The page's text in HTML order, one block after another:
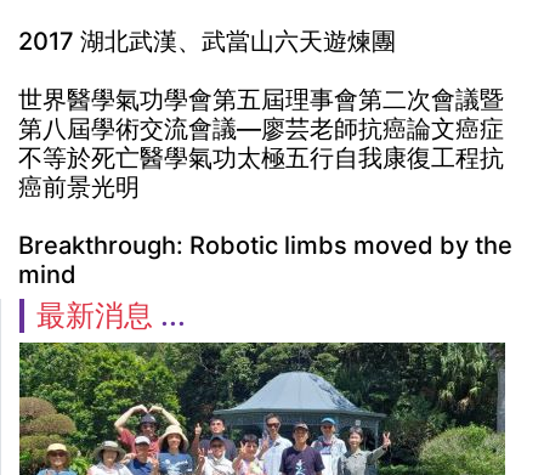
2017 湖北武漢、武當山六天遊煉團
世界醫學氣功學會第五屆理事會第二次會議暨
第八屆學術交流會議—廖芸老師抗癌論文癌症
不等於死亡醫學氣功太極五行自我康復工程抗
癌前景光明
Breakthrough: Robotic limbs moved by the
mind
最新消息